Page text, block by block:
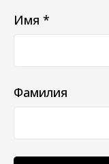
Имя *
Фамилия